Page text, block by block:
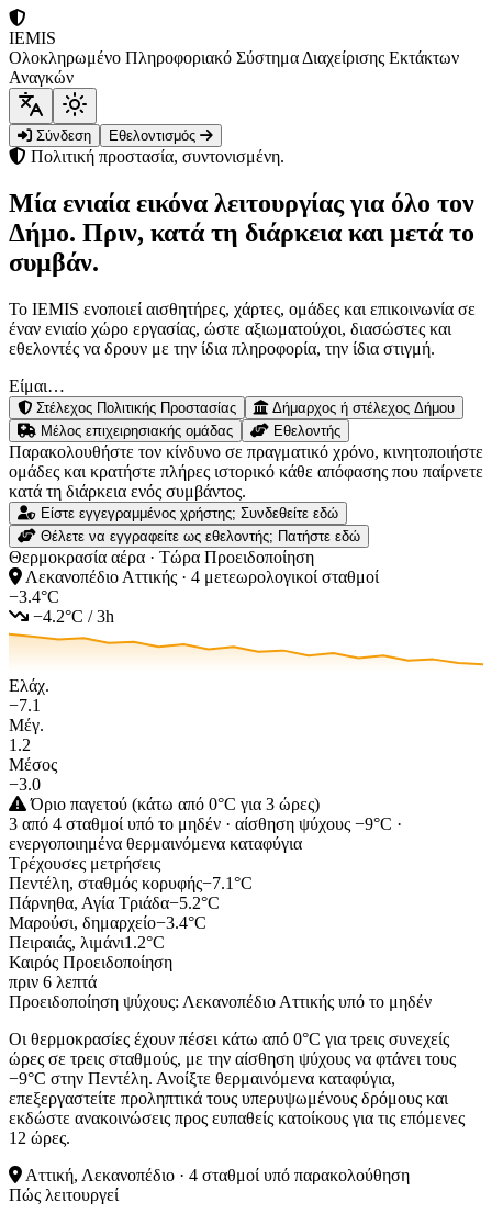
IEMIS
Ολοκληρωμένο Πληροφοριακό Σύστημα Διαχείρισης Εκτάκτων
Αναγκών
Σύνδεση Εθελοντισμός
Πολιτική προστασία, συντονισμένη.
Μία ενιαία εικόνα λειτουργίας για όλο τον
Δήμο. Πριν, κατά τη διάρκεια και μετά το
συμβάν.
Το IEMIS ενοποιεί αισθητήρες, χάρτες, ομάδες και επικοινωνία σε
έναν ενιαίο χώρο εργασίας, ώστε αξιωματούχοι, διασώστες και
εθελοντές να δρουν με την ίδια πληροφορία, την ίδια στιγμή.
Είμαι…
Στέλεχος Πολιτικής Προστασίας
Δήμαρχος ή στέλεχος Δήμου
Μέλος επιχειρησιακής ομάδας
Εθελοντής
Παρακολουθήστε τον κίνδυνο σε πραγματικό χρόνο, κινητοποιήστε
ομάδες και κρατήστε πλήρες ιστορικό κάθε απόφασης που παίρνετε
κατά τη διάρκεια ενός συμβάντος.
Είστε εγγεγραμμένος χρήστης; Συνδεθείτε εδώ
Θέλετε να εγγραφείτε ως εθελοντής; Πατήστε εδώ
Θερμοκρασία αέρα · Τώρα Προειδοποίηση
Λεκανοπέδιο Αττικής · 4 μετεωρολογικοί σταθμοί
−3.4°C
−4.2°C / 3h
Ελάχ.
−7.1
Μέγ.
1.2
Μέσος
−3.0
Όριο παγετού (κάτω από 0°C για 3 ώρες)
3 από 4 σταθμοί υπό το μηδέν · αίσθηση ψύχους −9°C ·
ενεργοποιημένα θερμαινόμενα καταφύγια
Τρέχουσες μετρήσεις
Πεντέλη, σταθμός κορυφής−7.1°C
Πάρνηθα, Αγία Τριάδα−5.2°C
Μαρούσι, δημαρχείο−3.4°C
Πειραιάς, λιμάνι1.2°C
Καιρός Προειδοποίηση
πριν 6 λεπτά
Προειδοποίηση ψύχους: Λεκανοπέδιο Αττικής υπό το μηδέν
Οι θερμοκρασίες έχουν πέσει κάτω από 0°C για τρεις συνεχείς
ώρες σε τρεις σταθμούς, με την αίσθηση ψύχους να φτάνει τους
−9°C στην Πεντέλη. Ανοίξτε θερμαινόμενα καταφύγια,
επεξεργαστείτε προληπτικά τους υπερυψωμένους δρόμους και
εκδώστε ανακοινώσεις προς ευπαθείς κατοίκους για τις επόμενες
12 ώρες.
Αττική, Λεκανοπέδιο · 4 σταθμοί υπό παρακολούθηση
Πώς λειτουργεί